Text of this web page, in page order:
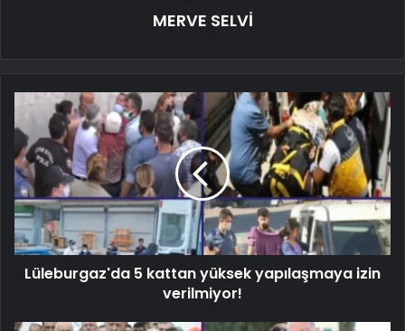
MERVE SELVİ
Lüleburgaz'da 5 kattan yüksek yapılaşmaya izin
verilmiyor!